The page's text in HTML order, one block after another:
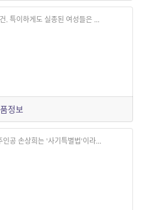
. 특이하게도 실종된 여성들은 ...
정보
공 손상희는 '사기특별법'이라...